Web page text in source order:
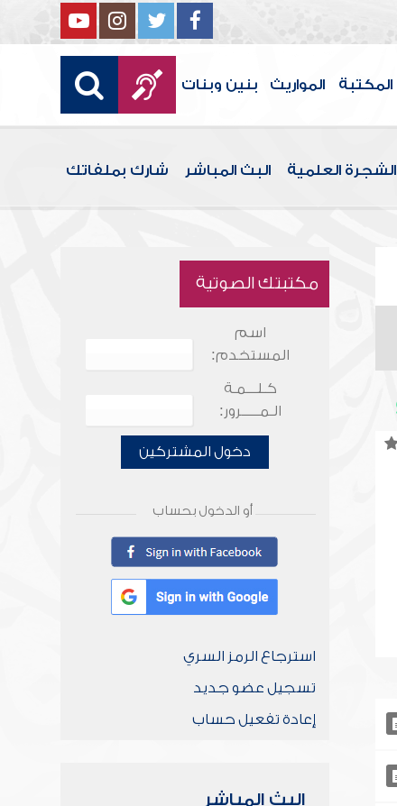
المكتبة المواريث بنين وبنات
الشجرة العلمية البث المباشر شارك بملفاتك
مكتبتك الصوتية
اسم
المستخدم:
كـلـــمـة
الـمـــــرور:
دخول المشتركين
أو الدخول بحساب
استرجاع الرمز السري
تسجيل عضو جديد
إعادة تفعيل حساب
البث المباشر